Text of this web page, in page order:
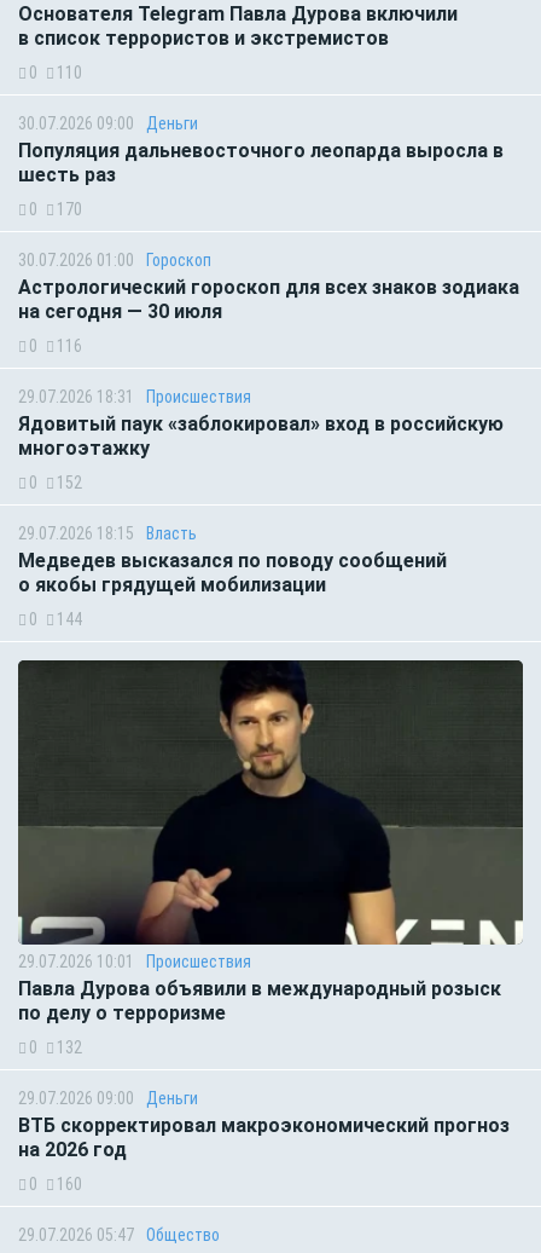
Основателя Telegram Павла Дурова включили
в список террористов и экстремистов
0 110
30.07.2026 09:00 Деньги
Популяция дальневосточного леопарда выросла в
шесть раз
0 170
30.07.2026 01:00 Гороскоп
Астрологический гороскоп для всех знаков зодиака
на сегодня — 30 июля
0 116
29.07.2026 18:31 Происшествия
Ядовитый паук «заблокировал» вход в российскую
многоэтажку
0 152
29.07.2026 18:15 Власть
Медведев высказался по поводу сообщений
о якобы грядущей мобилизации
0 144
29.07.2026 10:01 Происшествия
Павла Дурова объявили в международный розыск
по делу о терроризме
0 132
29.07.2026 09:00 Деньги
ВТБ скорректировал макроэкономический прогноз
на 2026 год
0 160
29.07.2026 05:47 Общество